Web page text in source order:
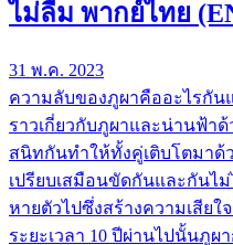
ไม่ลืม พากย์ไทย
31 พ.ค. 2023
ความลับของภูผาคืออะไรกัน
ราวเกี่ยวกับภูผาและน่านฟ้
สนิทกันทำให้ทั้งคู่เติบโตมาด้
เปรียบเสมือนขัดกันและกันไ
หายตัวไปซึ่งสร้างความเสียใ
ระยะเวลา 10 ปีผ่านไปนั้นภู